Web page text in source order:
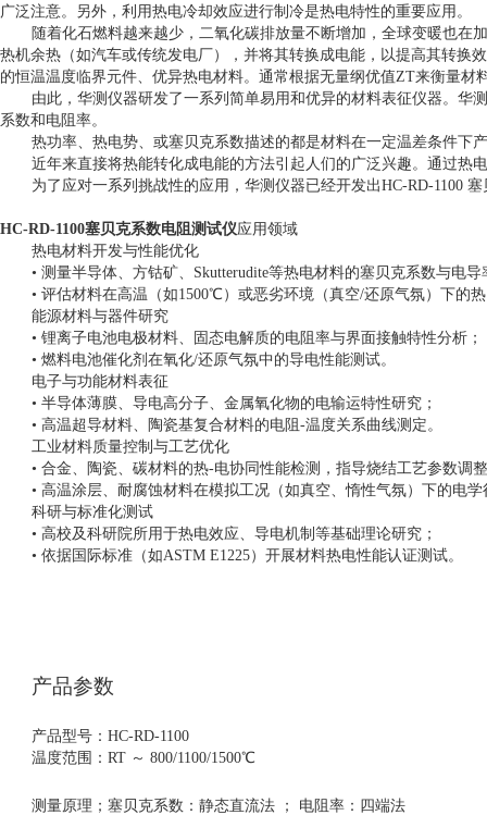
广泛注意。另外，利用热电冷却效应进行制冷是热电特性的重要应用。
随着化石燃料越来越少，二氧化碳排放量不断增加，全球变暖也在
热机余热（如汽车或传统发电厂），并将其转换成电能，以提高其转换
的恒温温度临界元件、优异热电材料。通常根据无量纲优值ZT来衡量
由此，华测仪器研发了一系列简单易用和优异的材料表征仪器。华
系数和电阻率。
热功率、热电势、或塞贝克系数描述的都是材料在一定温差条件下
近年来直接将热能转化成电能的方法引起人们的广泛兴趣。通过热
为了应对一系列挑战性的应用，华测仪器已经开发出HC-RD-1100
HC-RD-1100塞贝克系数电阻测试仪应用领域
热电材料开发与性能优化
• 测量半导体、方钴矿、Skutterudite等热电材料的塞贝克系数与电导
• 评估材料在高温（如1500℃）或恶劣环境（真空/还原气氛）下的
能源材料与器件研究
• 锂离子电池电极材料、固态电解质的电阻率与界面接触特性分析；
• 燃料电池催化剂在氧化/还原气氛中的导电性能测试。
电子与功能材料表征
• 半导体薄膜、导电高分子、金属氧化物的电输运特性研究；
• 高温超导材料、陶瓷基复合材料的电阻-温度关系曲线测定。
工业材料质量控制与工艺优化
• 合金、陶瓷、碳材料的热-电协同性能检测，指导烧结工艺参数调
• 高温涂层、耐腐蚀材料在模拟工况（如真空、惰性气氛）下的电
科研与标准化测试
• 高校及科研院所用于热电效应、导电机制等基础理论研究；
• 依据国际标准（如ASTM E1225）开展材料热电性能认证测试。
产品参数
产品型号： HC-RD-1100
温度范围 ： RT ～ 800/1100/1500℃
测量原理；塞贝克系数：静态直流法 ； 电阻率：四端法